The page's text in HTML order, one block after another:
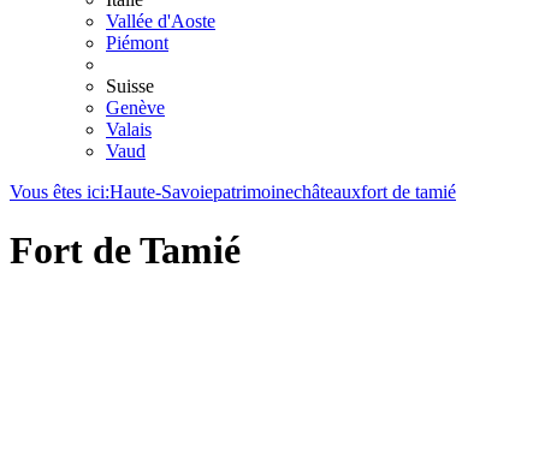
Vallée d'Aoste
Piémont
Suisse
Genève
Valais
Vaud
Vous êtes ici:Haute-Savoiepatrimoinechâteauxfort de tamié
Fort de Tamié